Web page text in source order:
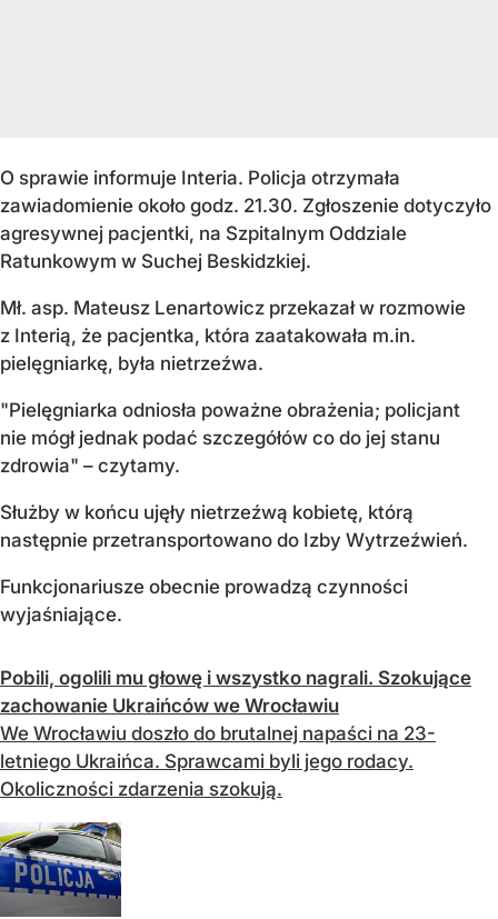
O sprawie informuje Interia. Policja otrzymała
zawiadomienie około godz. 21.30. Zgłoszenie dotyczyło
agresywnej pacjentki, na Szpitalnym Oddziale
Ratunkowym w Suchej Beskidzkiej.
Mł. asp. Mateusz Lenartowicz przekazał w rozmowie
z Interią, że pacjentka, która zaatakowała m.in.
pielęgniarkę, była nietrzeźwa.
"Pielęgniarka odniosła poważne obrażenia; policjant
nie mógł jednak podać szczegółów co do jej stanu
zdrowia" – czytamy.
Służby w końcu ujęły nietrzeźwą kobietę, którą
następnie przetransportowano do Izby Wytrzeźwień.
Funkcjonariusze obecnie prowadzą czynności
wyjaśniające.
Pobili, ogolili mu głowę i wszystko nagrali. Szokujące
zachowanie Ukraińców we Wrocławiu
We Wrocławiu doszło do brutalnej napaści na 23-
letniego Ukraińca. Sprawcami byli jego rodacy.
Okoliczności zdarzenia szokują.